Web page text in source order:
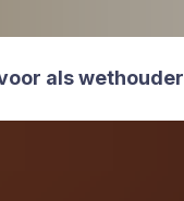
als wet­hou­der